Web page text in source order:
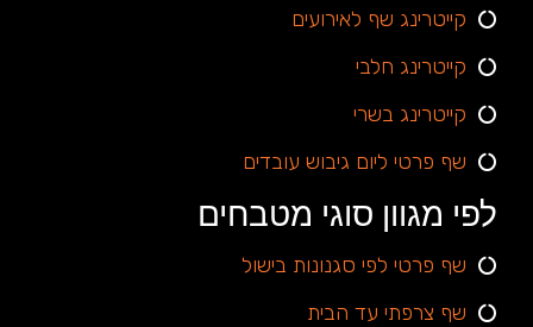
קייטרינג שף לאירועים
קייטרינג חלבי
קייטרינג בשרי
שף פרטי ליום גיבוש עובדים
לפי מגוון סוגי מטבחים
שף פרטי לפי סגנונות בישול
שף צרפתי עד הבית